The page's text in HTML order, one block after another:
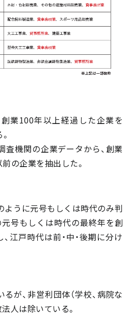
創業100年以上経過した企業を
査機関の企業データから、創業
の企業を抽出した。
ように元号もしくは時代のみ判
号もしくは時代の最終年を創
江戸時代は前・中・後期に分け
が、非営利団体（学校、病院な
法人は除いている。